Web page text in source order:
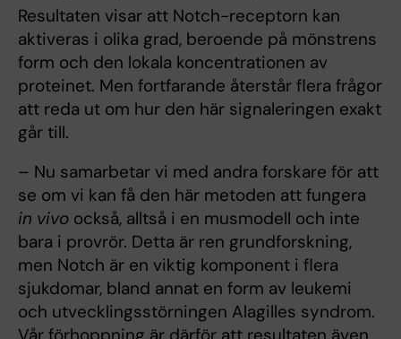
Resultaten visar att Notch-receptorn kan
aktiveras i olika grad, beroende på mönstrens
form och den lokala koncentrationen av
proteinet. Men fortfarande återstår flera frågor
att reda ut om hur den här signaleringen exakt
går till.
– Nu samarbetar vi med andra forskare för att
se om vi kan få den här metoden att fungera
in vivo också, alltså i en musmodell och inte
bara i provrör. Detta är ren grundforskning,
men Notch är en viktig komponent i flera
sjukdomar, bland annat en form av leukemi
och utvecklingsstörningen Alagilles syndrom.